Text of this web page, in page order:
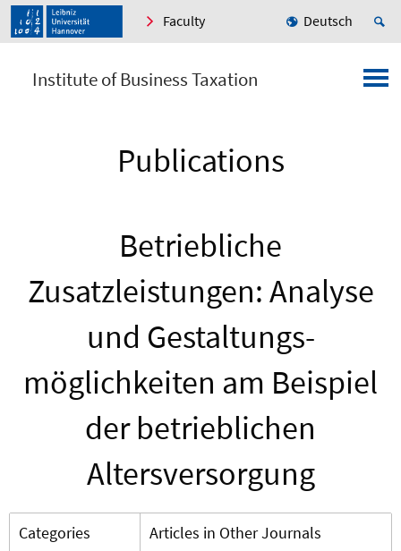
Faculty Deutsch
Institute of Business Taxation
Publications
Betriebliche
Zusatzleistungen: Analyse
und Gestaltungs-
möglichkeiten am Beispiel
der betrieblichen
Altersversorgung
Categories
Articles in Other Journals